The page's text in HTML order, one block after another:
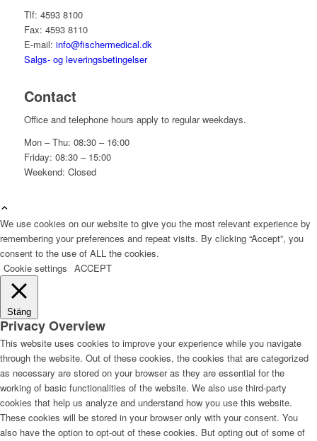
Tlf: 4593 8100
Fax: 4593 8110
E-mail: info@fischermedical.dk
Salgs- og leveringsbetingelser
Contact
Office and telephone hours apply to regular weekdays.
Mon – Thu: 08:30 – 16:00
Friday: 08:30 – 15:00
Weekend: Closed
We use cookies on our website to give you the most relevant experience by
remembering your preferences and repeat visits. By clicking “Accept”, you
consent to the use of ALL the cookies.
Cookie settings ACCEPT
Stäng
Privacy Overview
This website uses cookies to improve your experience while you navigate
through the website. Out of these cookies, the cookies that are categorized
as necessary are stored on your browser as they are essential for the
working of basic functionalities of the website. We also use third-party
cookies that help us analyze and understand how you use this website.
These cookies will be stored in your browser only with your consent. You
also have the option to opt-out of these cookies. But opting out of some of